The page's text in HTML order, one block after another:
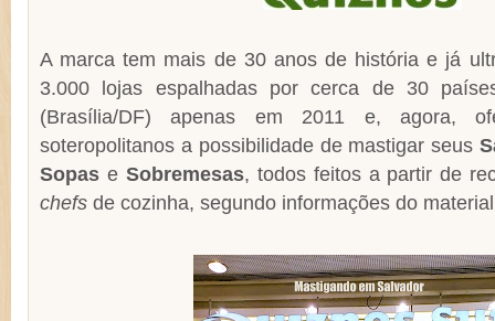
A marca tem mais de 30 anos de história e já
3.000 lojas espalhadas por cerca de 30
(Brasília/DF) apenas em 2011 e, agora,
soteropolitanos a possibilidade de mastigar seus
Sopas e Sobremesas, todos feitos a partir de
chefs de cozinha, segundo informações do